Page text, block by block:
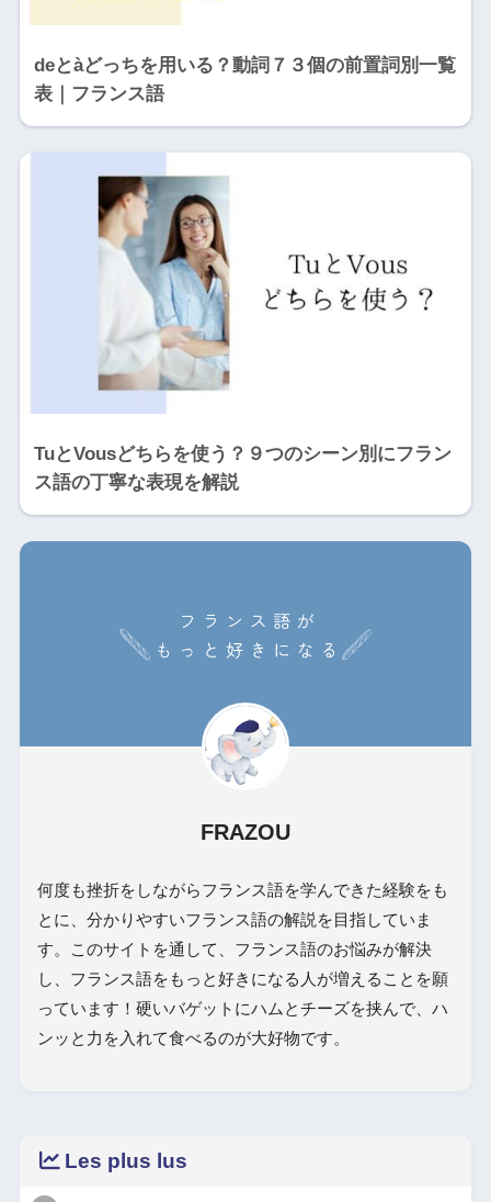
deとàどっちを用いる？動詞７３個の前置詞別一覧
表｜フランス語
TuとVousどちらを使う？９つのシーン別にフラン
ス語の丁寧な表現を解説
FRAZOU
何度も挫折をしながらフランス語を学んできた経験をも
とに、分かりやすいフランス語の解説を目指していま
す。このサイトを通して、フランス語のお悩みが解決
し、フランス語をもっと好きになる人が増えることを願
っています！硬いバゲットにハムとチーズを挟んで、ハ
ンッと力を入れて食べるのが大好物です。
Les plus lus